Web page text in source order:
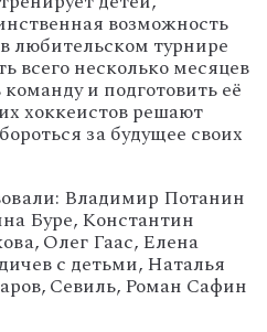
возможность
любительском турнире
всего несколько месяцев
и подготовить её
хоккеистов решают
за будущее своих
Владимир Потанин
Буре, Константин
Олег Гаас, Елена
с детьми, Наталья
Севиль, Роман Сафин